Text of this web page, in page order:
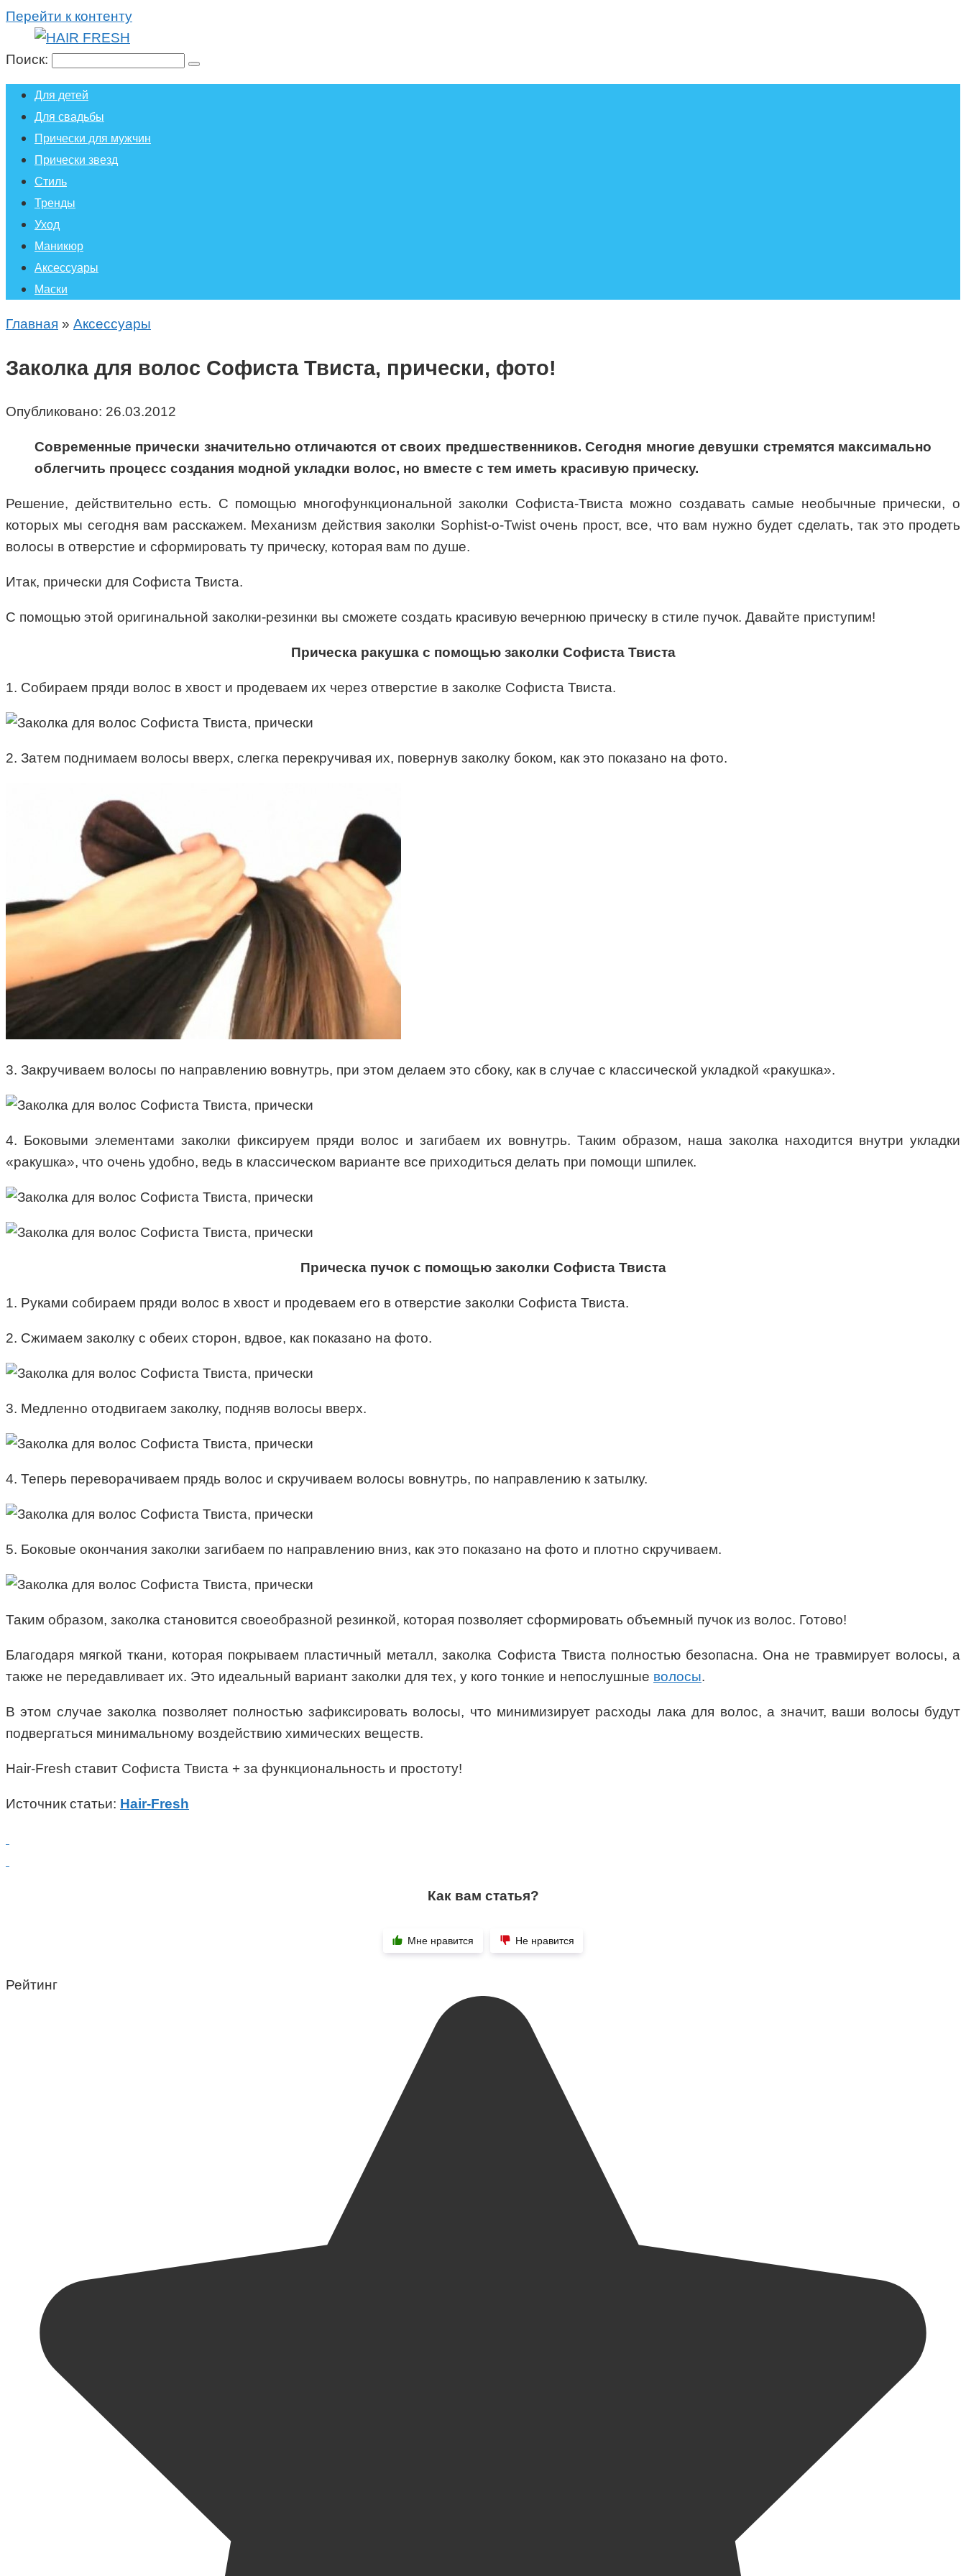
Перейти к контенту
Поиск:
Для детей
Для свадьбы
Прически для мужчин
Прически звезд
Стиль
Тренды
Уход
Маникюр
Аксессуары
Маски
Главная » Аксессуары
Заколка для волос Софиста Твиста, прически, фото!
Опубликовано: 26.03.2012
Современные прически значительно отличаются от своих предшественников. Сегодня многие девушки стремятся максимально
облегчить процесс создания модной укладки волос, но вместе с тем иметь красивую прическу.
Решение, действительно есть. С помощью многофункциональной заколки Софиста-Твиста можно создавать самые необычные прически, о
которых мы сегодня вам расскажем. Механизм действия заколки Sophist-o-Twist очень прост, все, что вам нужно будет сделать, так это продеть
волосы в отверстие и сформировать ту прическу, которая вам по душе.
Итак, прически для Софиста Твиста.
С помощью этой оригинальной заколки-резинки вы сможете создать красивую вечернюю прическу в стиле пучок. Давайте приступим!
Прическа ракушка с помощью заколки Софиста Твиста
1. Собираем пряди волос в хвост и продеваем их через отверстие в заколке Софиста Твиста.
2. Затем поднимаем волосы вверх, слегка перекручивая их, повернув заколку боком, как это показано на фото.
3. Закручиваем волосы по направлению вовнутрь, при этом делаем это сбоку, как в случае с классической укладкой «ракушка».
4. Боковыми элементами заколки фиксируем пряди волос и загибаем их вовнутрь. Таким образом, наша заколка находится внутри укладки
«ракушка», что очень удобно, ведь в классическом варианте все приходиться делать при помощи шпилек.
Прическа пучок с помощью заколки Софиста Твиста
1. Руками собираем пряди волос в хвост и продеваем его в отверстие заколки Софиста Твиста.
2. Сжимаем заколку с обеих сторон, вдвое, как показано на фото.
3. Медленно отодвигаем заколку, подняв волосы вверх.
4. Теперь переворачиваем прядь волос и скручиваем волосы вовнутрь, по направлению к затылку.
5. Боковые окончания заколки загибаем по направлению вниз, как это показано на фото и плотно скручиваем.
Таким образом, заколка становится своеобразной резинкой, которая позволяет сформировать объемный пучок из волос. Готово!
Благодаря мягкой ткани, которая покрываем пластичный металл, заколка Софиста Твиста полностью безопасна. Она не травмирует волосы, а
также не передавливает их. Это идеальный вариант заколки для тех, у кого тонкие и непослушные волосы.
В этом случае заколка позволяет полностью зафиксировать волосы, что минимизирует расходы лака для волос, а значит, ваши волосы будут
подвергаться минимальному воздействию химических веществ.
Hair-Fresh ставит Софиста Твиста + за функциональность и простоту!
Источник статьи: Hair-Fresh
Как вам статья?
Мне нравится Не нравится
Рейтинг